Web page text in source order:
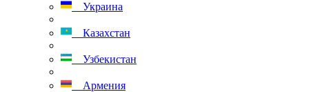
Украина
Казахстан
Узбекистан
Армения